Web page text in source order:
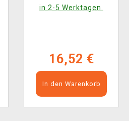
in 2-5 Werktagen.
16,52 €
In den Warenkorb